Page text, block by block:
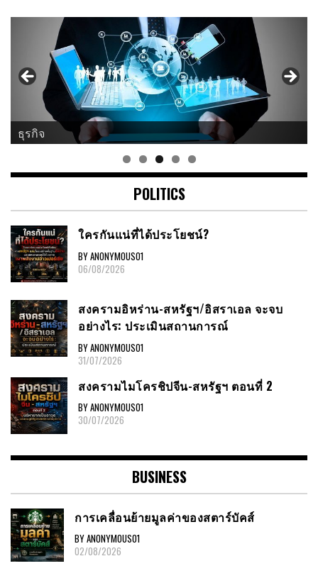
ธุรกิจ
POLITICS
ใครกันแน่ที่ได้ประโยชน์?
BY ANONYMOUS01
06/08/2026
สงครามอิหร่าน-สหรัฐฯ/อิสราเอล จะจบ
อย่างไร: ประเมินสถานการณ์
BY ANONYMOUS01
31/07/2026
สงครามไมโครชิปจีน-สหรัฐฯ ตอนที่ 2
BY ANONYMOUS01
30/07/2026
BUSINESS
การเคลื่อนย้ายมูลค่าของสตาร์บัคส์
BY ANONYMOUS01
02/08/2026